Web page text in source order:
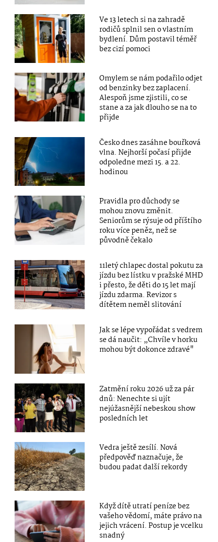
Ve 13 letech si na zahradě
rodičů splnil sen o vlastním
bydlení. Dům postavil téměř
bez cizí pomoci
Omylem se nám podařilo odjet
od benzinky bez zaplacení.
Alespoň jsme zjistili, co se
stane a za jak dlouho se na to
přijde
Česko dnes zasáhne bouřková
vlna. Nejhorší počasí přijde
odpoledne mezi 15. a 22.
hodinou
Pravidla pro důchody se
mohou znovu změnit.
Seniorům se rýsuje od příštího
roku více peněz, než se
původně čekalo
11letý chlapec dostal pokutu za
jízdu bez lístku v pražské MHD
i přesto, že děti do 15 let mají
jízdu zdarma. Revizor s
dítětem neměl slitování
Jak se lépe vypořádat s vedrem
se dá naučit: „Chvíle v horku
mohou být dokonce zdravé"
Zatmění roku 2026 už za pár
dnů: Nenechte si ujít
nejúžasnější nebeskou show
posledních let
Vedra ještě zesílí. Nová
předpověď naznačuje, že
budou padat další rekordy
Když dítě utratí peníze bez
vašeho vědomí, máte právo na
jejich vrácení. Postup je vcelku
snadný